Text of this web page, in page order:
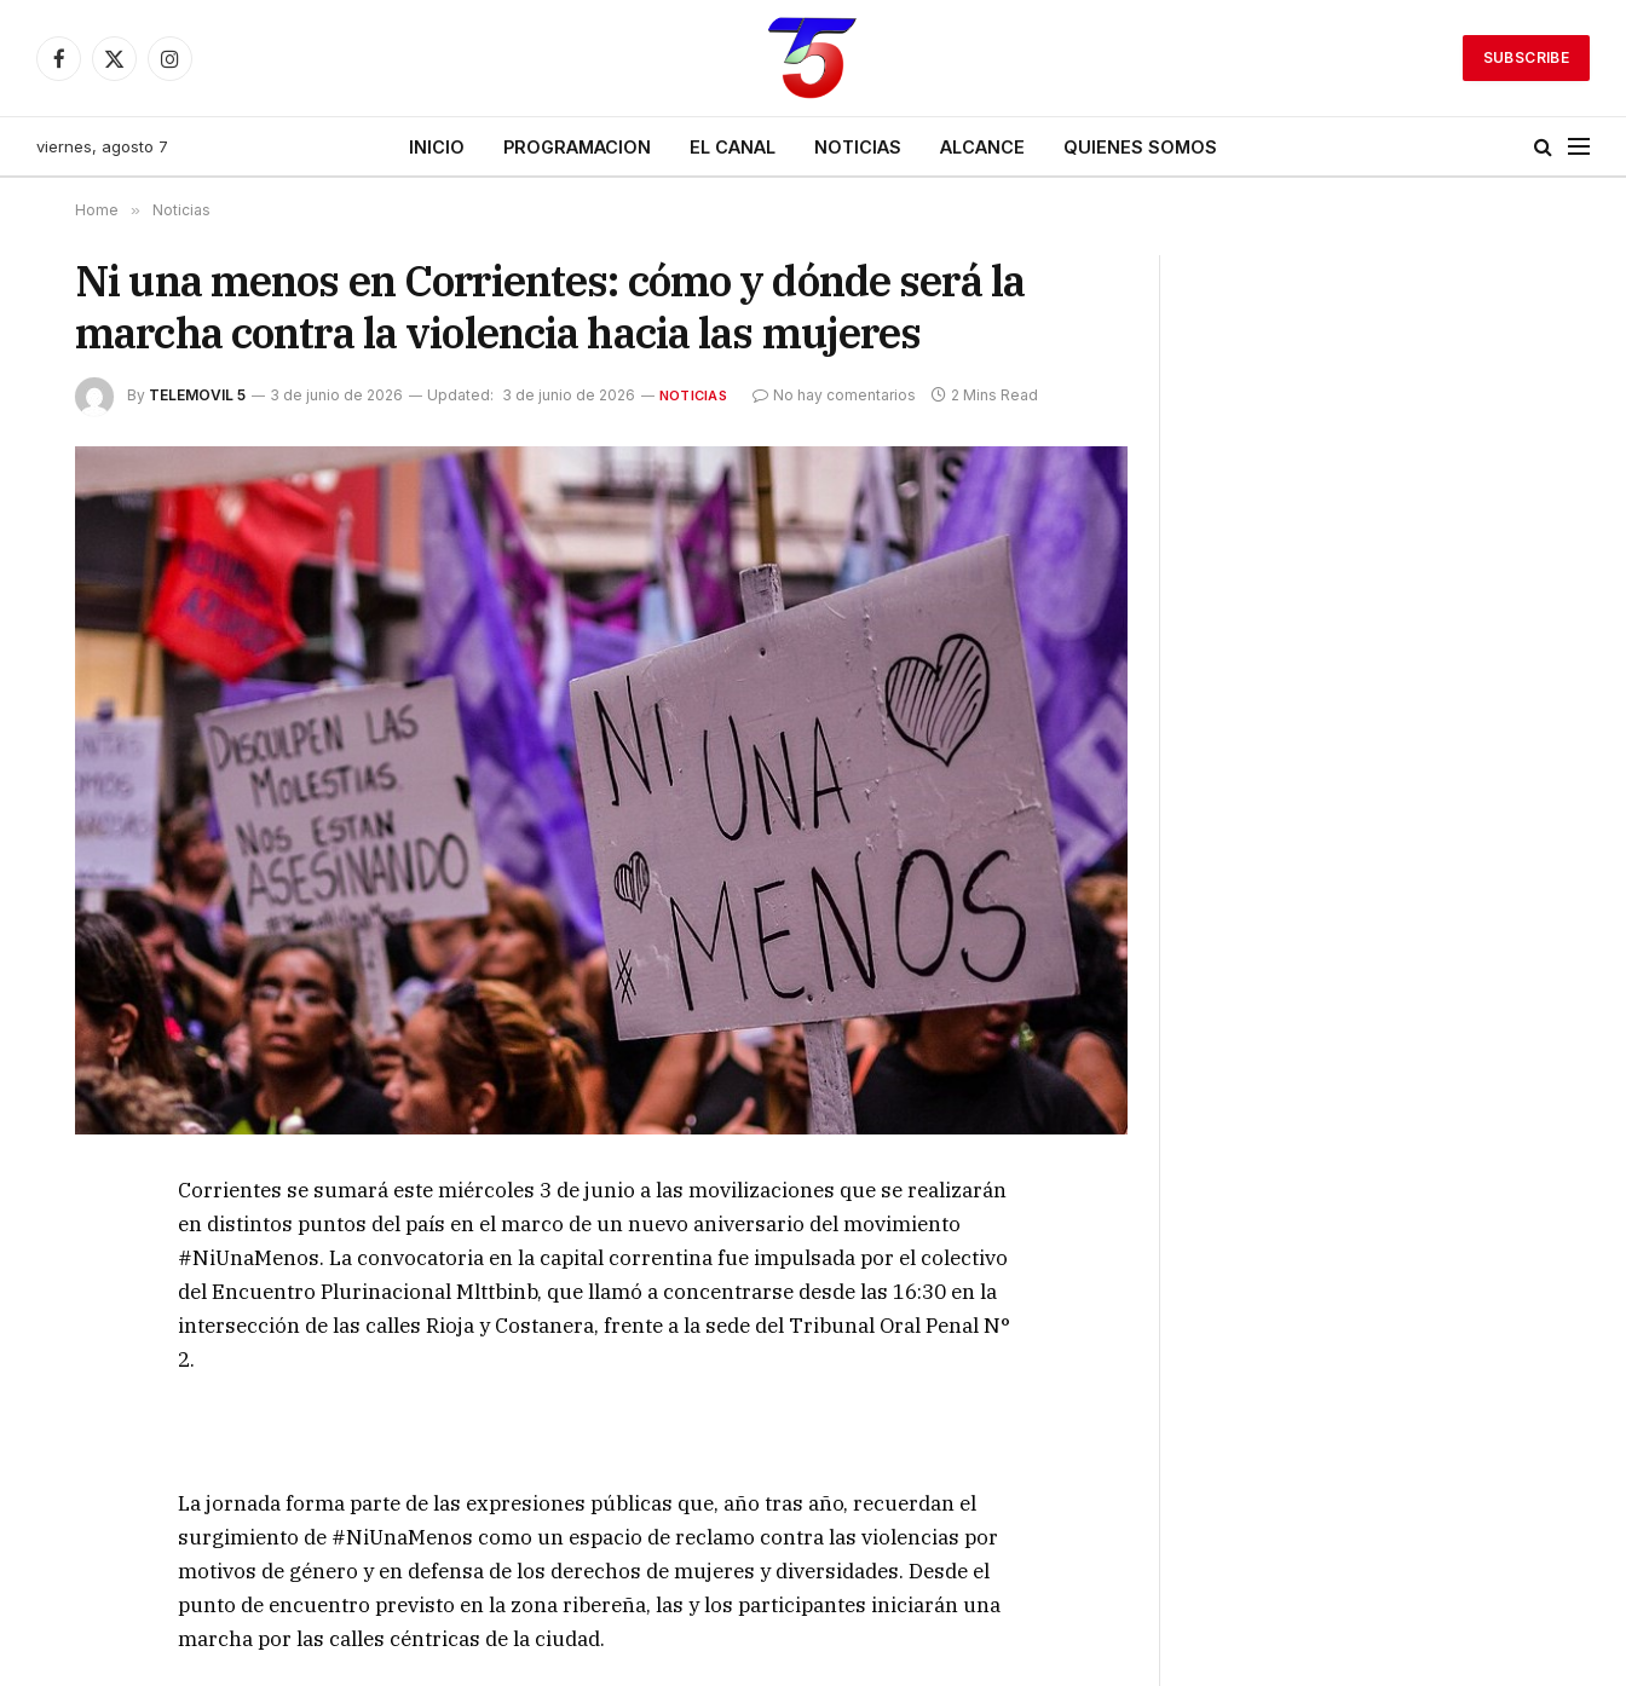
Facebook
X
Instagram
SUBSCRIBE
viernes, agosto 7 INICIO PROGRAMACION EL CANAL NOTICIAS ALCANCE QUIENES SOMOS
Home » Noticias
Ni una menos en Corrientes: cómo y dónde será la
marcha contra la violencia hacia las mujeres
By TELEMOVIL 5 3 de junio de 2026 Updated: 3 de junio de 2026 NOTICIAS No hay comentarios 2 Mins Read
Corrientes se sumará este miércoles 3 de junio a las movilizaciones que se realizarán
en distintos puntos del país en el marco de un nuevo aniversario del movimiento
#NiUnaMenos. La convocatoria en la capital correntina fue impulsada por el colectivo
del Encuentro Plurinacional Mlttbinb, que llamó a concentrarse desde las 16:30 en la
intersección de las calles Rioja y Costanera, frente a la sede del Tribunal Oral Penal N°
2.
La jornada forma parte de las expresiones públicas que, año tras año, recuerdan el
surgimiento de #NiUnaMenos como un espacio de reclamo contra las violencias por
motivos de género y en defensa de los derechos de mujeres y diversidades. Desde el
punto de encuentro previsto en la zona ribereña, las y los participantes iniciarán una
marcha por las calles céntricas de la ciudad.